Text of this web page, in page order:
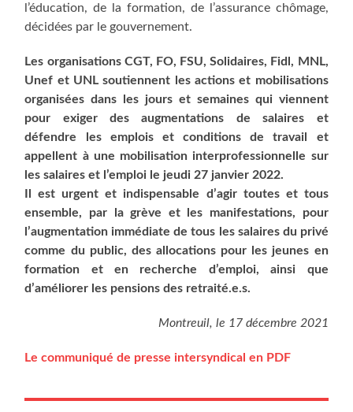
l’éducation, de la for­ma­tion, de l’assurance chô­mage,
déci­dées par le gouvernement.
Les orga­ni­sa­tions CGT, FO, FSU, Soli­daires, Fidl, MNL,
Unef et UNL sou­tiennent les actions et mobi­li­sa­tions
orga­ni­sées dans les jours et semaines qui viennent
pour exi­ger des aug­men­ta­tions de salaires et
défendre les emplois et condi­tions de tra­vail et
appellent à une mobi­li­sa­tion inter­pro­fes­sion­nelle sur
les salaires et l’emploi le jeu­di 27 jan­vier 2022.
Il est urgent et indis­pen­sable d’agir toutes et tous
ensemble, par la grève et les mani­fes­ta­tions, pour
l’augmentation immé­diate de tous les salaires du pri­vé
comme du public, des allo­ca­tions pour les jeunes en
for­ma­tion et en recherche d’emploi, ain­si que
d’améliorer les pen­sions des retraité.e.s.
Mon­treuil, le 17 décembre 2021
Le com­mu­ni­qué de presse inter­syn­di­cal en PDF